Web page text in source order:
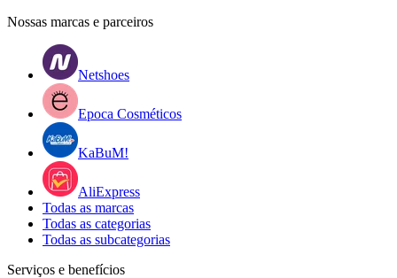
Nossas marcas e parceiros
Netshoes
Epoca Cosméticos
KaBuM!
AliExpress
Todas as marcas
Todas as categorias
Todas as subcategorias
Serviços e benefícios